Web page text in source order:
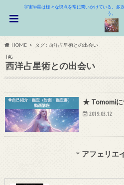
宇宙や星は様々な視点を常に問いかけている。多
う。
HOME タグ : 西洋占星術との出会い
TAG
西洋占星術との出会い
❖自己紹介・鑑定（対面・鑑定書）・
動画講座
★ Tomomiに
2019.03.12
＊ アフェリエ